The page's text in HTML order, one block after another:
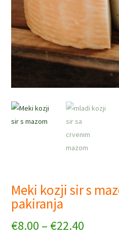
Meki kozji sir s
pakiranja
€8.00 – €22.40